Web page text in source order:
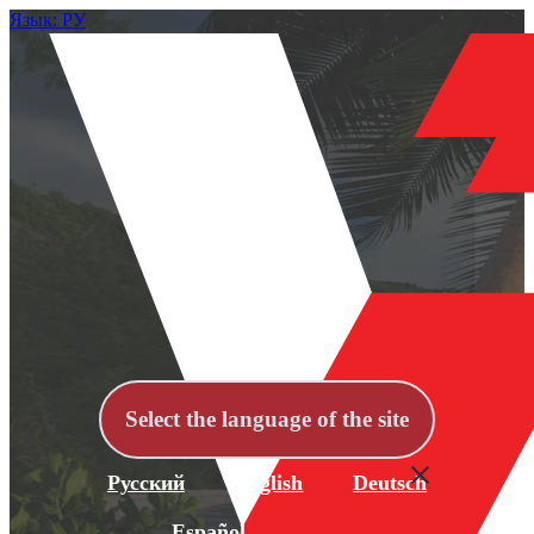
Язык: РУ
Select the language of the site
Русский English Deutsch